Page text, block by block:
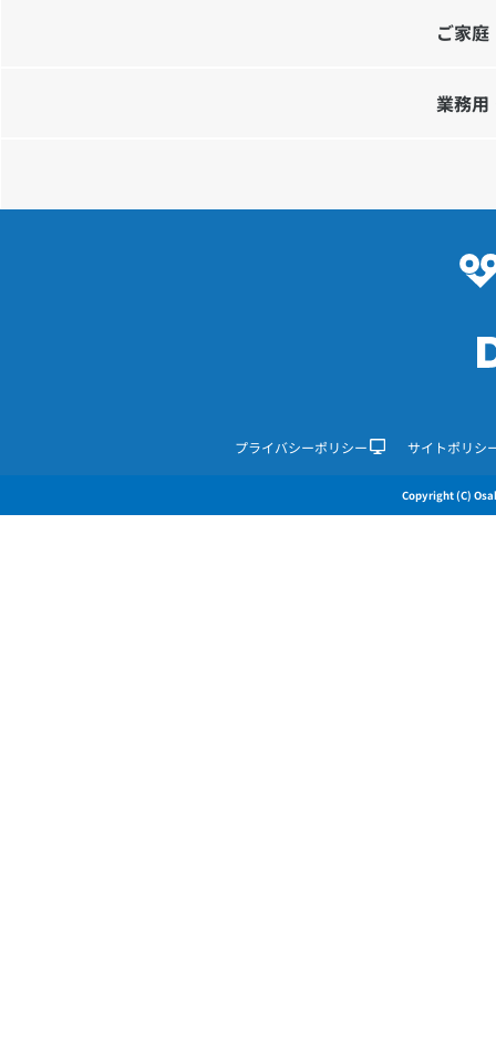
ご家
業務用
プライバシーポリシー サイトポリシ
Copyright (C)